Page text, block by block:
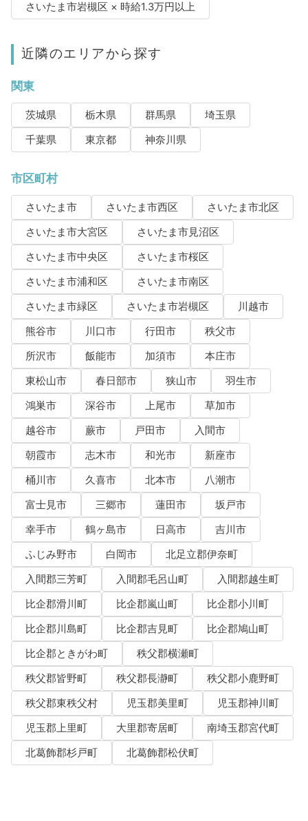
さいたま市岩槻区 × 時給1.3万円以上
近隣のエリアから探す
関東
茨城県 栃木県 群馬県
埼玉県
千葉県
東京都 神奈川県
市区町村
さいたま市 さいたま市西区
さいたま市北区
さいたま市大宮区
さいたま市見沼区
さいたま市中央区
さいたま市桜区
さいたま市浦和区
さいたま市南区
さいたま市緑区
さいたま市岩槻区
川越市
熊谷市
川口市 行田市
秩父市
所沢市
飯能市 加須市
本庄市
東松山市
春日部市 狭山市
羽生市
鴻巣市
深谷市 上尾市
草加市
越谷市
蕨市 戸田市
入間市
朝霞市
志木市 和光市
新座市
桶川市
久喜市 北本市
八潮市
富士見市
三郷市 蓮田市
坂戸市
幸手市
鶴ヶ島市 日高市
吉川市
ふじみ野市
白岡市
北足立郡伊奈町
入間郡三芳町
入間郡毛呂山町
入間郡越生町
比企郡滑川町
比企郡嵐山町
比企郡小川町
比企郡川島町
比企郡吉見町
比企郡鳩山町
比企郡ときがわ町
秩父郡横瀬町
秩父郡皆野町
秩父郡長瀞町
秩父郡小鹿野町
秩父郡東秩父村
児玉郡美里町
児玉郡神川町
児玉郡上里町
大里郡寄居町
南埼玉郡宮代町
北葛飾郡杉戸町
北葛飾郡松伏町